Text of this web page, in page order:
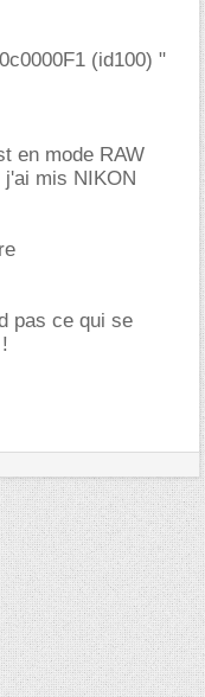
(id100) "
en mode RAW
mis NIKON
pas ce qui se